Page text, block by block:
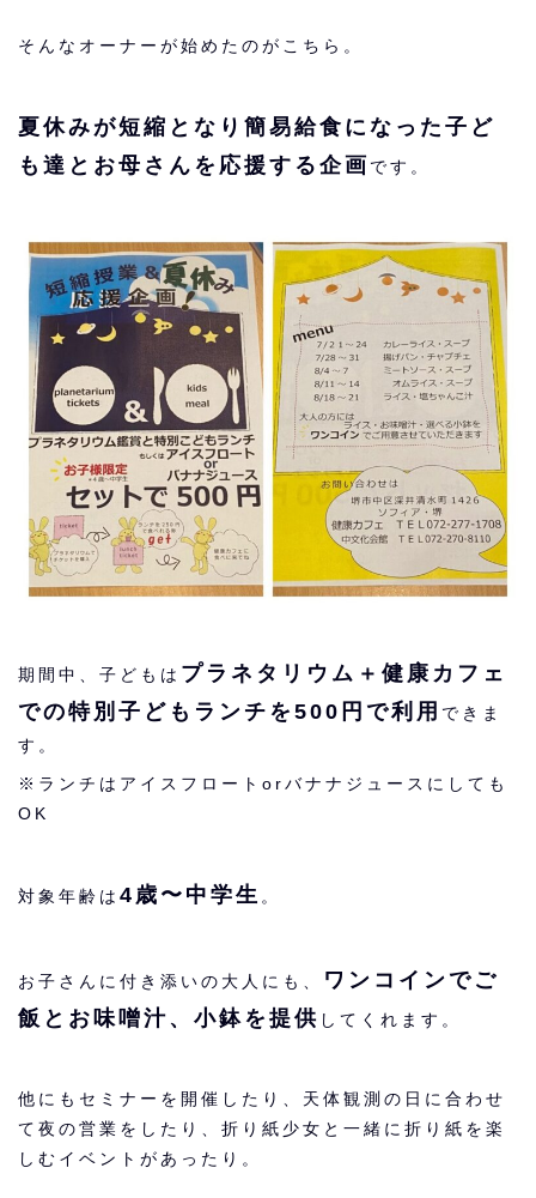
そんなオーナーが始めたのがこちら。
夏休みが短縮となり簡易給食になった子ど
も達とお母さんを応援する企画 です。
期間中、子どもは プラネタリウム＋健康カフェ
での特別子どもランチを500円で利用 できま
す。
※ランチはアイスフロートorバナナジュースにしても
OK
対象年齢は 4歳〜中学生 。
お子さんに付き添いの大人にも、
ワンコインでご
飯とお味噌汁、小鉢を提供 してくれます。
他にもセミナーを開催したり、天体観測の日に合わせ
て夜の営業をしたり、折り紙少女と一緒に折り紙を楽
しむイベントがあったり。